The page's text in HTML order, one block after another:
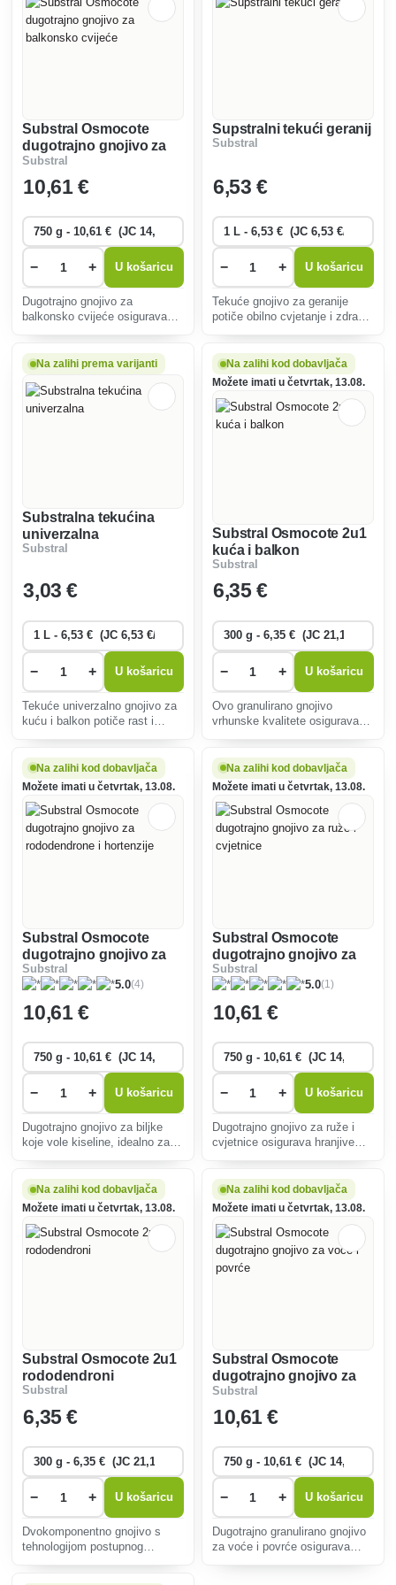
Substral Osmocote
dugotrajno gnojivo za
balkonsko cvijeće
Substral
10,61 €
− + U košaricu
Dugotrajno gnojivo za
balkonsko cvijeće osigurava
snažan rast bez opasnosti od
prekomjerne gnojidbe,
zahvaljujući postupnom
oslobađanj
Supstralni tekući geranij
Substral
6,53 €
− + U košaricu
Tekuće gnojivo za geranije
potiče obilno cvjetanje i zdrav
koji poboljšavaju otpornost i
osiguravaju brz učinak
Na zalihi prema varijanti
Substralna tekućina
univerzalna
Substral
3,03 €
− + U košaricu
Tekuće univerzalno gnojivo za
kuću i balkon potiče rast i
osigurava potrebne hranjive
tvari za zdrav razvoj.
Na zalihi kod dobavljača
Možete imati u četvrtak, 13.08.
Substral Osmocote 2u1
kuća i balkon
Substral
6,35 €
− + U košaricu
Ovo granulirano gnojivo
vrhunske kvalitete osigurava
obilno cvjetanje i zdrav rast
kućnih i balkonskih biljaka.
Na zalihi kod dobavljača
Možete imati u četvrtak, 13.08.
Substral Osmocote
dugotrajno gnojivo za
rododendrone i
hortenzije
Substral
5.0(4)
10,61 €
− + U košaricu
Dugotrajno gnojivo za biljke
koje vole kiseline, idealno za
cvatnju do 6 mjeseci
zahvaljujući postupnom
Na zalihi kod dobavljača
Možete imati u četvrtak, 13.08.
Substral Osmocote
dugotrajno gnojivo za
ruže i cvjetnice
Substral
5.0(1)
10,61 €
− + U košaricu
Dugotrajno gnojivo za ruže i
cvjetnice osigurava hranjive
pojednostavljuje održavanje
vrta.
Na zalihi kod dobavljača
Možete imati u četvrtak, 13.08.
Substral Osmocote 2u1
rododendroni
Substral
6,35 €
− + U košaricu
Dvokomponentno gnojivo s
tehnologijom postupnog
Na zalihi kod dobavljača
Možete imati u četvrtak, 13.08.
Substral Osmocote
dugotrajno gnojivo za
voće i povrće
Substral
10,61 €
− + U košaricu
Dugotrajno granulirano gnojivo
za voće i povrće osigurava